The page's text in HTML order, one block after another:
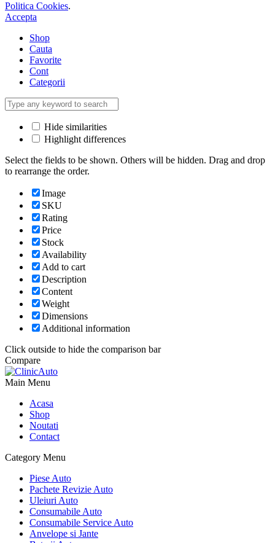
Politica Cookies.
Accepta
Shop
Cauta
Favorite
Cont
Categorii
Hide similarities
Highlight differences
Select the fields to be shown. Others will be hidden. Drag and drop
to rearrange the order.
Image
SKU
Rating
Price
Stock
Availability
Add to cart
Description
Content
Weight
Dimensions
Additional information
Click outside to hide the comparison bar
Compare
Main Menu
Acasa
Shop
Noutati
Contact
Category Menu
Piese Auto
Pachete Revizie Auto
Uleiuri Auto
Consumabile Auto
Consumabile Service Auto
Anvelope si Jante